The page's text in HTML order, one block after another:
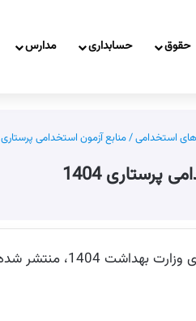
حقوق حسابداری مدارس
های استخدامی/منابع آزمون استخدامی پرستاری 1404
پرستاری 1404
دانشگاهی می باشد.